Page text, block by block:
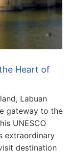
Heart of
Labuan
gateway to the
UNESCO
extraordinary
destination